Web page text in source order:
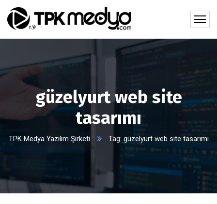
güzelyurt web site
tasarımı
TPK Medya Yazılım Şirketi Tag: güzelyurt web site tasarımı